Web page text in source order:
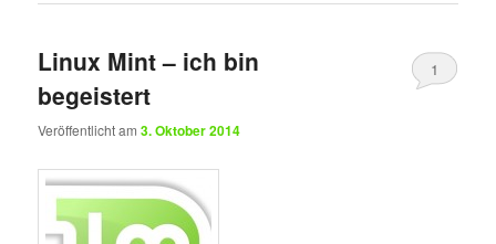
Linux Mint – ich bin
begeistert
Veröffentlicht am3. Oktober 2014
1